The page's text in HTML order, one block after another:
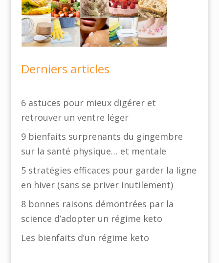
Derniers articles
6 astuces pour mieux digérer et
retrouver un ventre léger
9 bienfaits surprenants du gingembre
sur la santé physique… et mentale
5 stratégies efficaces pour garder la ligne
en hiver (sans se priver inutilement)
8 bonnes raisons démontrées par la
science d’adopter un régime keto
Les bienfaits d’un régime keto